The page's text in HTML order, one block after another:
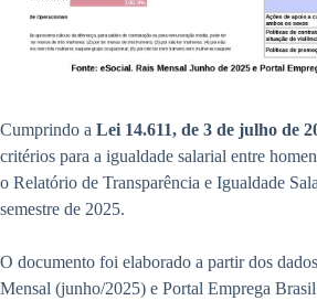
Cumprindo a Lei 14.611, de 3 de julho de
critérios para a igualdade salarial entre
o Relatório de Transparência e Igualdade
semestre de 2025.
O documento foi elaborado a partir dos
Mensal (junho/2025) e Portal Emprega